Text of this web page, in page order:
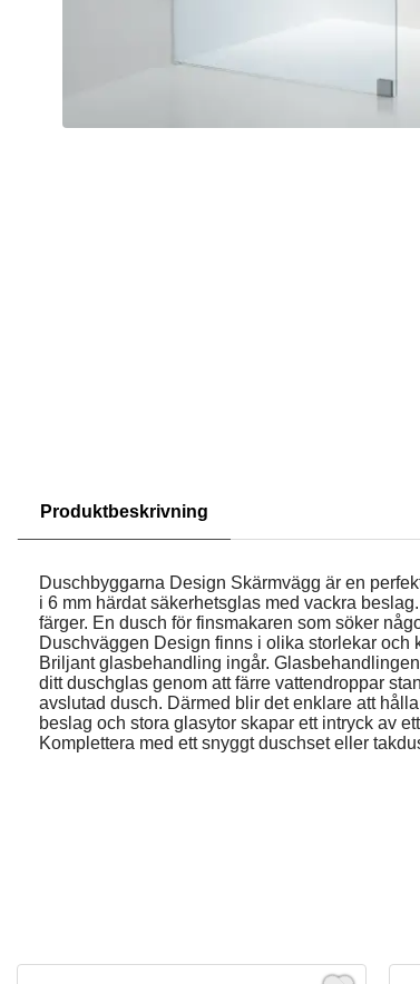
Produktbeskrivning
Duschbyggarna Design Skärmvägg är en
i 6 mm härdat säkerhetsglas med vackra
färger. En dusch för finsmakaren som söker
Duschväggen Design finns i olika storlekar och
Briljant glasbehandling ingår.
ditt duschglas genom att färre vattendroppar
avslutad dusch. Därmed blir det enklare att
beslag och stora glasytor skapar ett intryck av
Komplettera med ett snyggt duschset eller